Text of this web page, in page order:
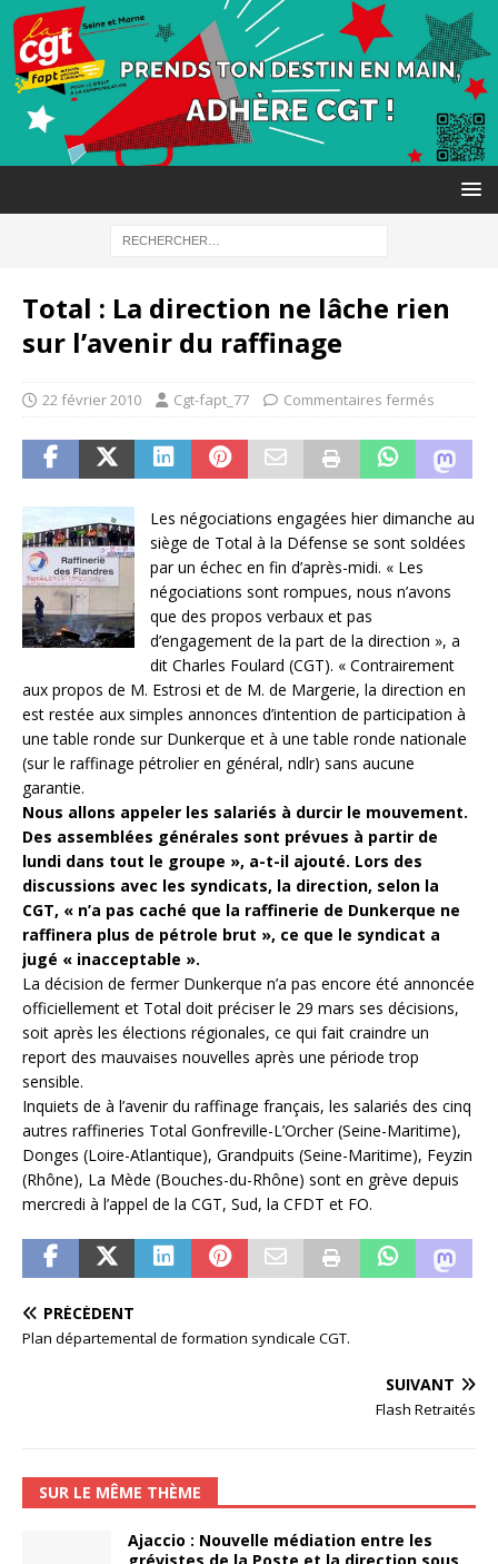
Total : La direction ne lâche rien
sur l’avenir du raffinage
22 février 2010 Cgt-fapt_77 Commentaires fermés
Les négociations engagées hier dimanche au
siège de Total à la Défense se sont soldées
par un échec en fin d’après-midi. « Les
négociations sont rompues, nous n’avons
que des propos verbaux et pas
d’engagement de la part de la direction », a
dit Charles Foulard (CGT). « Contrairement
aux propos de M. Estrosi et de M. de Margerie, la direction en
est restée aux simples annonces d’intention de participation à
une table ronde sur Dunkerque et à une table ronde nationale
(sur le raffinage pétrolier en général, ndlr) sans aucune
garantie.
Nous allons appeler les salariés à durcir le mouvement.
Des assemblées générales sont prévues à partir de
lundi dans tout le groupe », a-t-il ajouté. Lors des
discussions avec les syndicats, la direction, selon la
CGT, « n’a pas caché que la raffinerie de Dunkerque ne
raffinera plus de pétrole brut », ce que le syndicat a
jugé « inacceptable ».
La décision de fermer Dunkerque n’a pas encore été annoncée
officiellement et Total doit préciser le 29 mars ses décisions,
soit après les élections régionales, ce qui fait craindre un
report des mauvaises nouvelles après une période trop
sensible.
Inquiets de à l’avenir du raffinage français, les salariés des cinq
autres raffineries Total Gonfreville-L’Orcher (Seine-Maritime),
Donges (Loire-Atlantique), Grandpuits (Seine-Maritime), Feyzin
(Rhône), La Mède (Bouches-du-Rhône) sont en grève depuis
mercredi à l’appel de la CGT, Sud, la CFDT et FO.
PRÉCÉDENT
Plan départemental de formation syndicale CGT.
SUIVANT
Flash Retraités
SUR LE MÊME THÈME
Ajaccio : Nouvelle médiation entre les